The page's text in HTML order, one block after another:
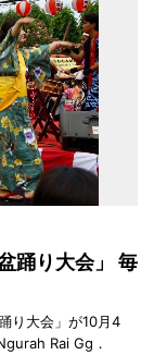
踊り大会」 毎
り大会」が10月4
Rai Gg．